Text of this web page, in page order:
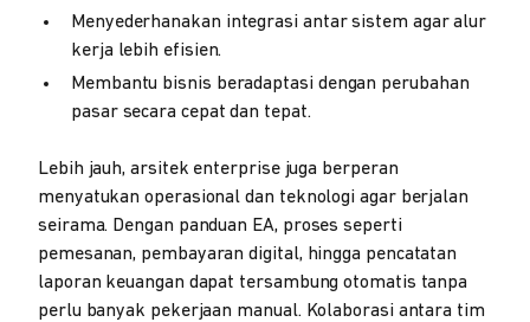
Menyederhanakan integrasi antar sistem agar alur
kerja lebih efisien.
Membantu bisnis beradaptasi dengan perubahan
pasar secara cepat dan tepat.
Lebih jauh, arsitek enterprise juga berperan
menyatukan operasional dan teknologi agar berjalan
seirama. Dengan panduan EA, proses seperti
pemesanan, pembayaran digital, hingga pencatatan
laporan keuangan dapat tersambung otomatis tanpa
perlu banyak pekerjaan manual. Kolaborasi antara tim